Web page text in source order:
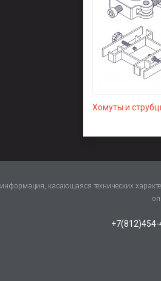
Хомуты и
касающаяся технических
+7(812)454-